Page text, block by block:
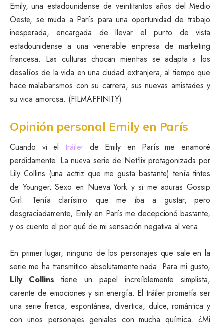
Emily, una estadounidense de veintitantos años del Medio
Oeste, se muda a París para una oportunidad de trabajo
inesperada, encargada de llevar el punto de vista
estadounidense a una venerable empresa de marketing
francesa. Las culturas chocan mientras se adapta a los
desafíos de la vida en una ciudad extranjera, al tiempo que
hace malabarismos con su carrera, sus nuevas amistades y
su vida amorosa. (FILMAFFINITY).
Opinión personal Emily en París
Cuando vi el tráiler de Emily en París me enamoré
perdidamente. La nueva serie de Netflix protagonizada por
Lily Collins (una actriz que me gusta bastante) tenía tintes
de Younger, Sexo en Nueva York y si me apuras Gossip
Girl. Tenía clarísimo que me iba a gustar, pero
desgraciadamente, Emily en París me decepcionó bastante,
y os cuento el por qué de mi sensación negativa al verla.
En primer lugar, ninguno de los personajes que sale en la
serie me ha transmitido absolutamente nada. Para mi gusto,
Lily Collins tiene un papel increíblemente simplista,
carente de emociones y sin energía. El tráiler prometía ser
una serie fresca, espontánea, divertida, dulce, romántica y
con unos personajes geniales con mucha química. ¿Mi